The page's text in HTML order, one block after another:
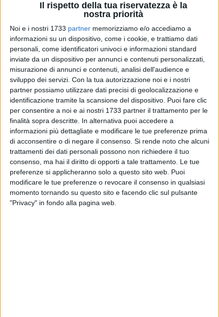
Il rispetto della tua riservatezza è la
nostra priorità
Noi e i nostri 1733 partner memorizziamo e/o accediamo a
informazioni su un dispositivo, come i cookie, e trattiamo dati
personali, come identificatori univoci e informazioni standard
inviate da un dispositivo per annunci e contenuti personalizzati,
misurazione di annunci e contenuti, analisi dell'audience e
sviluppo dei servizi. Con la tua autorizzazione noi e i nostri
partner possiamo utilizzare dati precisi di geolocalizzazione e
identificazione tramite la scansione del dispositivo. Puoi fare clic
per consentire a noi e ai nostri 1733 partner il trattamento per le
finalità sopra descritte. In alternativa puoi accedere a
informazioni più dettagliate e modificare le tue preferenze prima
di acconsentire o di negare il consenso. Si rende noto che alcuni
trattamenti dei dati personali possono non richiedere il tuo
consenso, ma hai il diritto di opporti a tale trattamento. Le tue
preferenze si applicheranno solo a questo sito web. Puoi
modificare le tue preferenze o revocare il consenso in qualsiasi
momento tornando su questo sito e facendo clic sul pulsante
"Privacy" in fondo alla pagina web.
Tra i primi 10 veicoli controllati, 7 sono risultati irregolari: tra
le violazioni più frequenti marmitte non omologate, luci non
conformi e assenza di specchietti. Un fenomeno sempre più
diffuso riguarda la modifica dei motorini, anche di recente
acquisto, spesso personalizzati dai giovani conducenti per
distinguersi dagli altri e condividere contenuti sui social
network. Una tendenza che pone però interrogativi sulla
sicurezza e sul rispetto delle norme.